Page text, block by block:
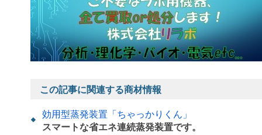
この記事に関連する商材情報
効用型蒸発装置「ちゃっかりくん」
スマートな省エネ連続蒸発装置です。